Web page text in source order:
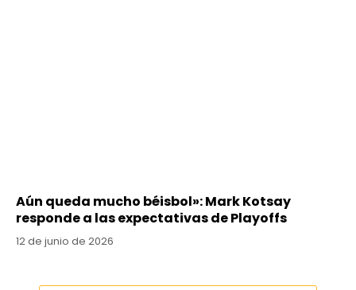
Aún queda mucho béisbol»: Mark Kotsay
responde a las expectativas de Playoffs
12 de junio de 2026